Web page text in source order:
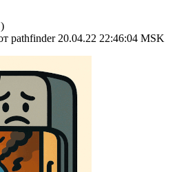
pathfinder 20.04.22 22:46:04 MSK